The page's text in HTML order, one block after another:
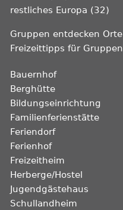
restliches Europa (32)
Gruppen entdecken Orte
Freizeittipps für Gruppen
Bauernhof
Berghütte
Bildungseinrichtung
Familienferienstätte
Feriendorf
Ferienhof
Freizeitheim
Herberge/Hostel
Jugendgästehaus
Schullandheim